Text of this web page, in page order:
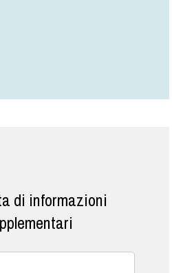
di informazioni